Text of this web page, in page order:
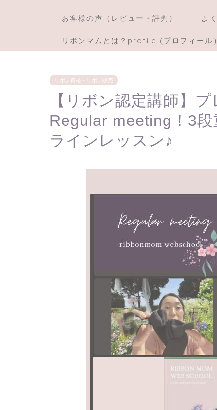
お客様の声（レビュー・評判） よ
リボンマムとは？profile (プロフィール）
リボン資格・リボン販売
【リボン認定講師】
Regular meeting！3
ラインレッスン♪